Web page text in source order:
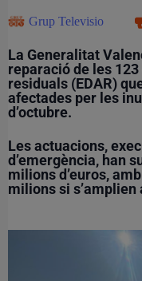
Grup Televisio
La Generalitat
reparació de les
residuals (EDAR)
afectades per les
d’octubre.
Les actuacions,
d’emergència, han
milions d’euros,
milions si